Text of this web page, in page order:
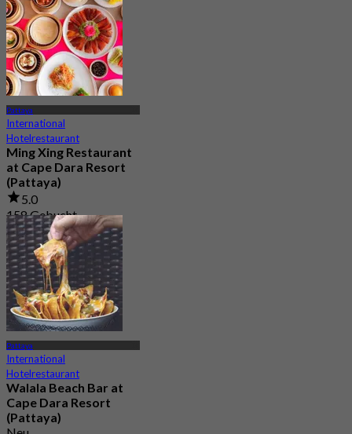
Pattaya
International
Hotelrestaurant
Ming Xing Restaurant
at Cape Dara Resort
(Pattaya)
5.0
158 Gebucht
Aus฿ 396.66
Pattaya
International
Hotelrestaurant
Walala Beach Bar at
Cape Dara Resort
(Pattaya)